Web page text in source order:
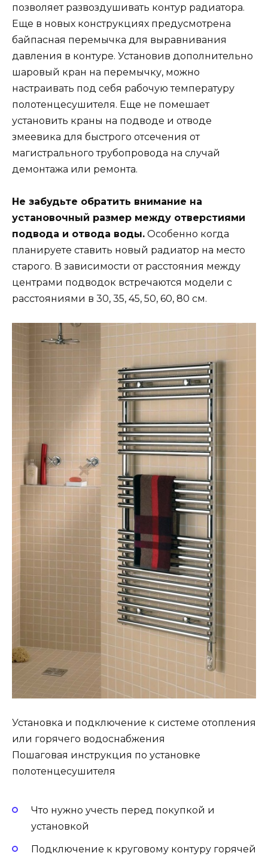
позволяет развоздушивать контур радиатора.
Еще в новых конструкциях предусмотрена
байпасная перемычка для выравнивания
давления в контуре. Установив дополнительно
шаровый кран на перемычку, можно
настраивать под себя рабочую температуру
полотенцесушителя. Еще не помешает
установить краны на подводе и отводе
змеевика для быстрого отсечения от
магистрального трубопровода на случай
демонтажа или ремонта.
Не забудьте обратить внимание на
установочный размер между отверстиями
подвода и отвода воды. Особенно когда
планируете ставить новый радиатор на место
старого. В зависимости от расстояния между
центрами подводок встречаются модели с
расстояниями в 30, 35, 45, 50, 60, 80 см.
Установка и подключение к системе отопления
или горячего водоснабжения
Пошаговая инструкция по установке
полотенцесушителя
Что нужно учесть перед покупкой и
установкой
Подключение к круговому контуру горячей